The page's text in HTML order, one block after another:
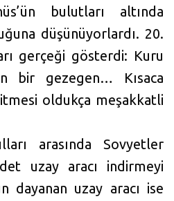
bulutları altında
düşünüyorlardı. 20.
gerçeği gösterdi: Kuru
bir gezegen… Kısaca
oldukça meşakkatli
arasında Sovyetler
uzay aracı indirmeyi
dayanan uzay aracı ise